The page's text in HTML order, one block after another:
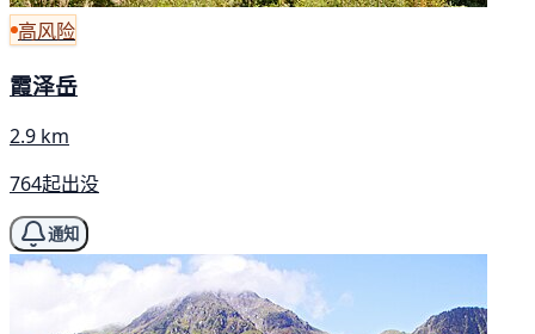
高风险
霞泽岳
2.9 km
764起出没
通知